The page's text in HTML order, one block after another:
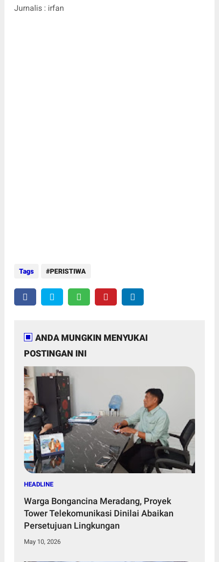
Jurnalis : irfan
Tags PERISTIWA
ANDA MUNGKIN MENYUKAI
POSTINGAN INI
HEADLINE
Warga Bongancina Meradang, Proyek
Tower Telekomunikasi Dinilai Abaikan
Persetujuan Lingkungan
May 10, 2026